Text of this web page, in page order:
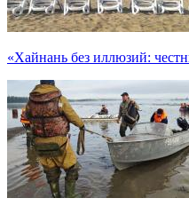
«Хайнань без иллюзий: